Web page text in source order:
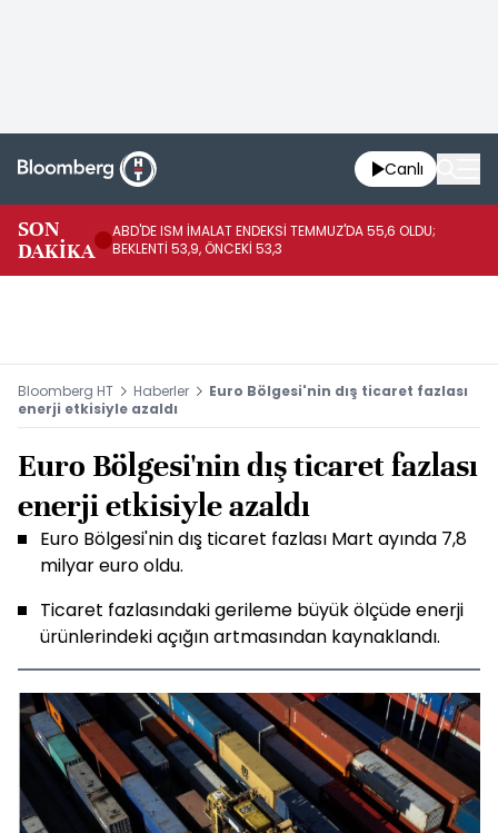
Canlı
SON
DAKİKA
ABD'DE ISM İMALAT ENDEKSİ TEMMUZ'DA 55,6 OLDU;
BEKLENTİ 53,9, ÖNCEKİ 53,3
Bloomberg HT Haberler
Euro Bölgesi'nin dış ticaret fazlası
enerji etkisiyle azaldı
Euro Bölgesi'nin dış ticaret fazlası
enerji etkisiyle azaldı
Euro Bölgesi'nin dış ticaret fazlası Mart ayında 7,8
milyar euro oldu.
Ticaret fazlasındaki gerileme büyük ölçüde enerji
ürünlerindeki açığın artmasından kaynaklandı.